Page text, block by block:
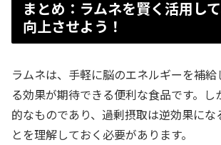
まとめ：ラムネを賢く活用し
向上させよう！
ラムネは、手軽に脳のエネルギーを補
る効果が期待できる便利な食品です。
的なものであり、過剰摂取は逆効果にな
とを理解しておく必要があります。